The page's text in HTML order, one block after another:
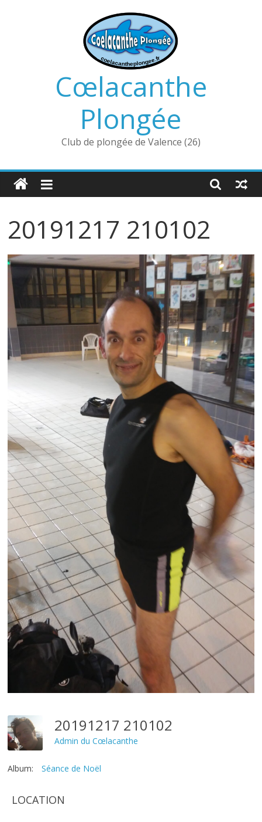
Cœlacanthe
Plongée
Club de plongée de Valence (26)
20191217 210102
20191217 210102
Admin du Cœlacanthe
Album: Séance de Noël
LOCATION